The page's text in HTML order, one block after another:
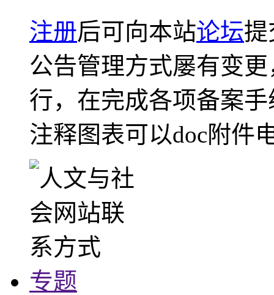
注册后可向本站论坛提
公告管理方式屡有变
行，在完成各项备案
注释图表可以doc附件
专题